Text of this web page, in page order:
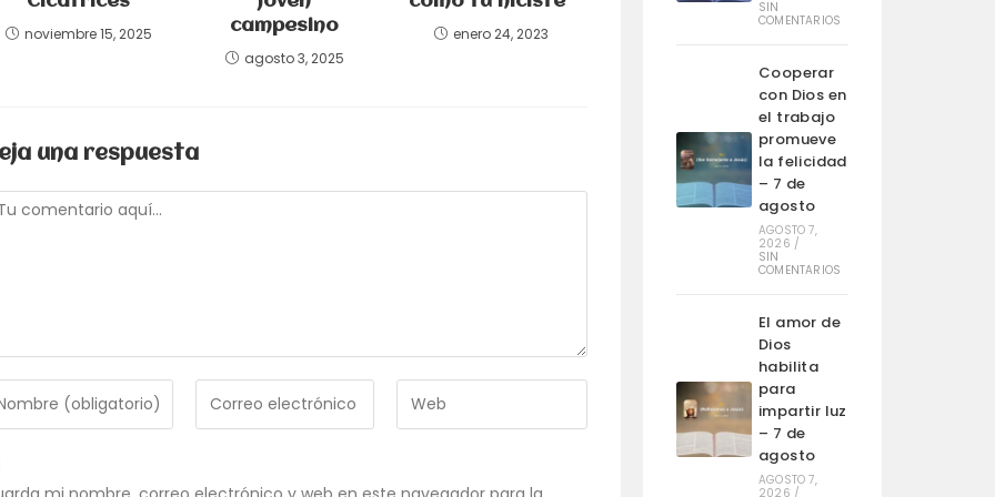
noviembre 15, 2025
campesino
agosto 3, 2025
enero 24, 2023
una respuesta
tu
dirección
correo
URL
SIN
COMENTARIOS
Cooperar
con Dios en
el trabajo
promueve
la felicidad
– 7 de
agosto
AGOSTO 7,
2026 /
SIN
COMENTARIOS
El amor de
Dios
habilita
para
impartir luz
– 7 de
agosto
AGOSTO 7,
2026 /